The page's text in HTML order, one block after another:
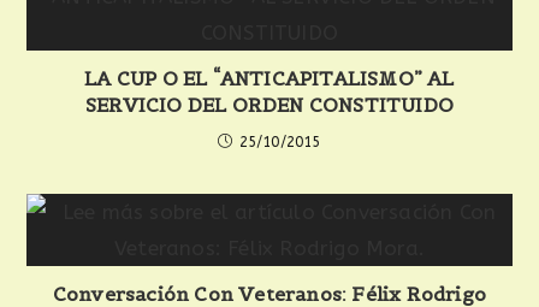
LA CUP O EL “ANTICAPITALISMO” AL
SERVICIO DEL ORDEN CONSTITUIDO
25/10/2015
Conversación Con Veteranos: Félix Rodrigo